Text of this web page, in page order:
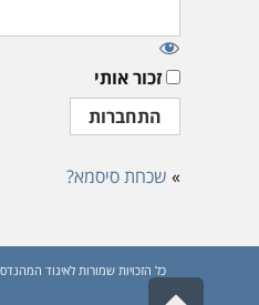
זכור אותי
» שכחת סיסמא?